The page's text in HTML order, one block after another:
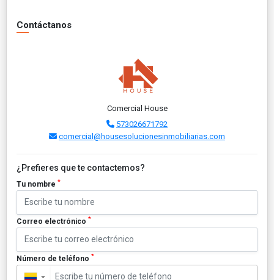
Contáctanos
Comercial House
573026671792
comercial@housesolucionesinmobiliarias.com
¿Prefieres que te contactemos?
Tu nombre *
Correo electrónico *
Número de teléfono *
▼